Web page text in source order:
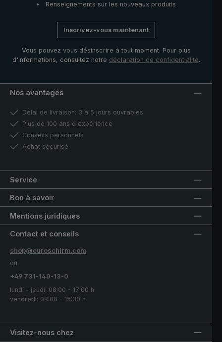
Renseignements sur les nouveaux produits
Inscrivez-vous maintenant
Vous pouvez vous désinscrire à tout moment. Pour plus
d'informations, consultez notre déclaration de confidentialité.
Nos avantages
Délai de livraison: 3 à 5 jours ouvrables
Plus de 100 ans d'expérience
Conseils personnels
Achat sécurisé
Service
Bon à savoir
Mentions juridiques
Visitez-nous chez
Contact et conseils
shop@euroschirm.com
ou
+49 731-140-13-0
lundi - jeudi: 08:00 - 17:00 h
vendredi: 08:00 - 15:30 h